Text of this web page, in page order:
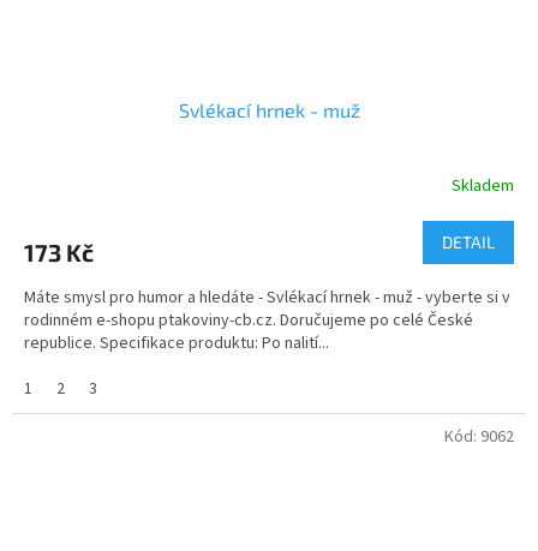
Svlékací hrnek - muž
Skladem
173 Kč DETAIL
Máte smysl pro humor a hledáte - Svlékací hrnek - muž - vyberte si v
rodinném e-shopu ptakoviny-cb.cz. Doručujeme po celé České
republice. Specifikace produktu: Po nalití...
1
2 3
Kód: 9062